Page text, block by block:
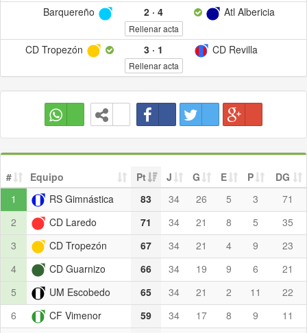
Barquereño 2· 4 Atl Albericia
Rellenar acta
CD Tropezón 3· 1 CD Revilla
Rellenar acta
# Equipo Pt J G E P
DG
1
RS Gimnástica 83 34 26 5 3
71
2
CD Laredo 71 34 21 8 5
35
3
CD Tropezón 67 34 21 4 9
23
4
CD Guarnizo 66 34 19 9 6
21
5
UM Escobedo 65 34 21 2 11
22
6
CF Vimenor 59 34 17 8 9
11